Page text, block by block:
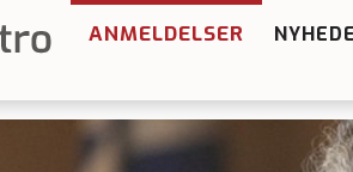
ANMELDELSER